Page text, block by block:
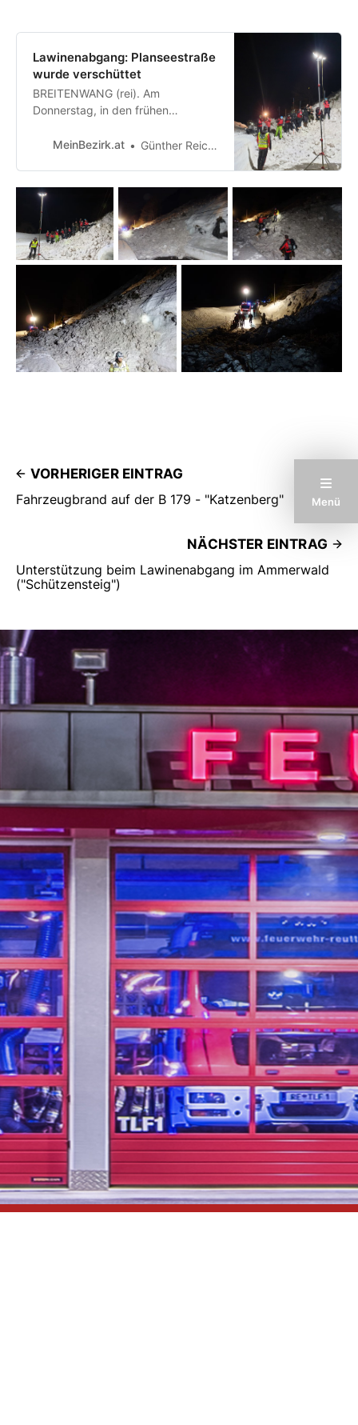
Menü
Lawinenabgang: Planseestraße
wurde verschüttet
BREITENWANG (rei). Am
Donnerstag, in den frühen
Planseestraße von einer Lawine
Schnee und das auf eine Länge
von 20 Metern.
MeinBezirk.at Günther Reichel
VORHERIGER EINTRAG
Fahrzeugbrand auf der B 179 - "Katzenberg"
NÄCHSTER EINTRAG
Unterstützung beim Lawinenabgang im Ammerwald
("Schützensteig")